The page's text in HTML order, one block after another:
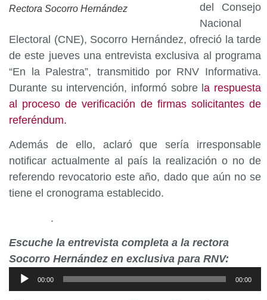
Rectora Socorro Hernández
del Consejo
Nacional
Electoral (CNE), Socorro Hernández, ofreció la tarde
de este jueves una entrevista exclusiva al programa
“En la Palestra”, transmitido por RNV Informativa.
Durante su intervención, informó sobre la respuesta
al proceso de verificación de firmas solicitantes de
referéndum.
Además de ello, aclaró que sería irresponsable
notificar actualmente al país la realización o no de
referendo revocatorio este año, dado que aún no se
tiene el cronograma establecido.
.
Escuche la entrevista completa a la rectora
Socorro Hernández en exclusiva para RNV:
Reproductor
de
00:00 00:00